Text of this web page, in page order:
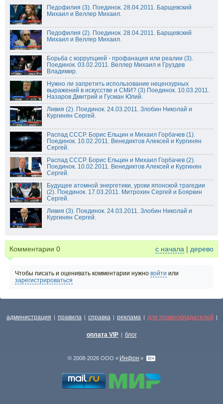
Педофилия (3). Поединок. 28.04.2011. Барщевский
Михаил и Веллер Михаил.
Педофилия (2). Поединок. 28.04.2011. Барщевский
Михаил и Веллер Михаил.
Борьба с коррупцией - профанация или реалии (3).
Поединок. 03.02.2011. Веллер Михаил и Груздев
Владимир.
Нужно ли запретить использование нецензурных
выражений в искусстве и СМИ? (3) Поединок. 10.03.2011.
Назаров Дмитрий и Гусман Юлий.
Ливия (2). Поединок. 24.03.2011. Злобин Николай и
Кургинян Сергей.
Распад СССР. Борис Ельцин и Михаил Горбачев (1).
Поединок. 10.02.2011. Венедиктов Алексей и Кургинян
Сергей.
Распад СССР. Борис Ельцин и Михаил Горбачев (2).
Поединок. 10.02.2011. Венедиктов Алексей и Кургинян
Сергей.
Будущее атомной энергетики, уроки японской трагедии
(2). Поединок. 17.03.2011. Митрохин Сергей и Бояркин
Сергей.
Ливия (3). Поединок. 24.03.2011. Злобин Николай и
Кургинян Сергей.
Комментарии 0 с начала | дерево
Чтобы писать и оценивать комментарии нужно войти или
зарегистрироваться
администрация | правила | справка | реклама | для правообладателей |
оплата VIP | блог
© 2008-2026 ООО « Инфон »